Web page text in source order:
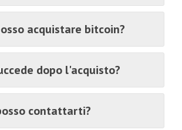
acquistare bitcoin?
dopo l'acquisto?
contattarti?